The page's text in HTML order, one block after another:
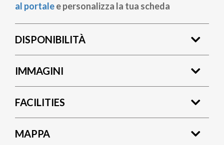
al portalee personalizza la tua scheda
DISPONIBILITÀ
IMMAGINI
FACILITIES
MAPPA